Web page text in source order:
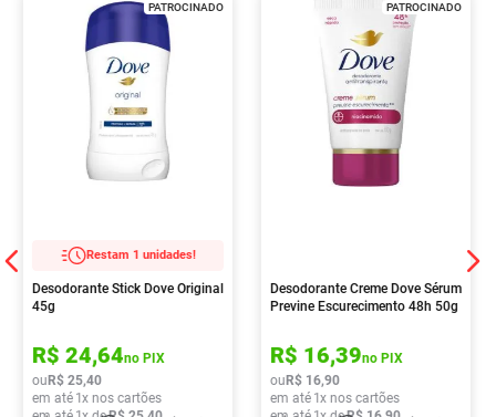
PATROCINADO
Restam 1 unidades!
Desodorante Stick Dove Original
45g
R$ 24,64no PIX
ou R$ 25,40
em até 1x nos cartões
PATROCINADO
Desodorante Creme Dove Sérum
Previne Escurecimento 48h 50g
R$ 16,39no PIX
ou R$ 16,90
em até 1x nos cartões